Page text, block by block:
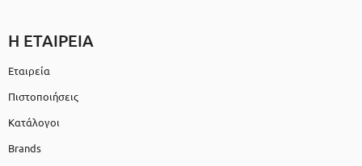
Η ΕΤΑΙΡΕΙΑ
Εταιρεία
Πιστοποιήσεις
Κατάλογοι
Brands